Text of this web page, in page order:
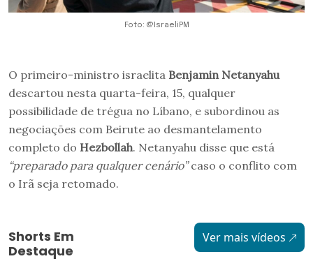
Foto: @IsraeliPM
O primeiro-ministro israelita Benjamin Netanyahu
descartou nesta quarta-feira, 15, qualquer
possibilidade de trégua no Líbano, e subordinou as
negociações com Beirute ao desmantelamento
completo do Hezbollah. Netanyahu disse que está
“preparado para qualquer cenário”caso o conflito com
o Irã seja retomado.
Shorts Em
Destaque
Ver mais vídeos